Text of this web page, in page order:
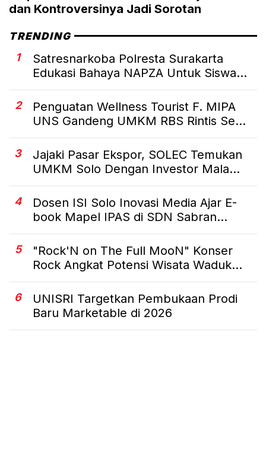
dan Kontroversinya Jadi Sorotan
TRENDING
1
Satresnarkoba Polresta Surakarta
Edukasi Bahaya NAPZA Untuk Siswa...
2
Penguatan Wellness Tourist F. MIPA
UNS Gandeng UMKM RBS Rintis Se...
3
Jajaki Pasar Ekspor, SOLEC Temukan
UMKM Solo Dengan Investor Mala...
4
Dosen ISI Solo Inovasi Media Ajar E-
book Mapel IPAS di SDN Sabran...
5
"Rock'N on The Full MooN" Konser
Rock Angkat Potensi Wisata Waduk...
6
UNISRI Targetkan Pembukaan Prodi
Baru Marketable di 2026